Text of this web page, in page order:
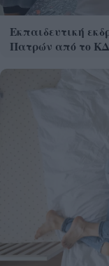
Εκπαιδευτική
Πατρών από το